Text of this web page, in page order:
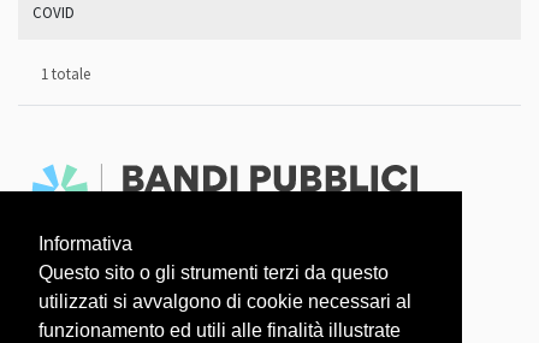
Informativa
Questo sito o gli strumenti terzi da questo
utilizzati si avvalgono di cookie necessari al
funzionamento ed utili alle finalità illustrate
COVID
1 totale
Faq Dati aperti
L'OSSERVATORIO COVID-19 È UN PROGETTO